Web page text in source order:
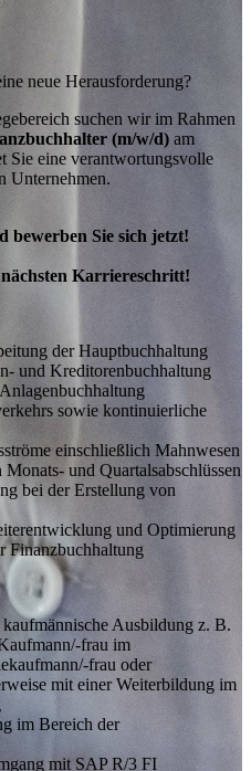
neue Herausforderung?
suchen wir im Rahmen
(m/w/d) am
Sie eine verantwortungsvolle
Unternehmen.
bewerben Sie sich jetzt!
Karriereschritt!
der Hauptbuchhaltung
und Kreditorenbuchhaltung
sowie kontinuierliche
einschließlich Mahnwesen
und Quartalsabschlüssen
bei der Erstellung von
und Optimierung
Finanzbuchhaltung
Ausbildung z. B.
frau im
frau oder
mit einer Weiterbildung im
im Bereich der
mit SAP R/3 FI